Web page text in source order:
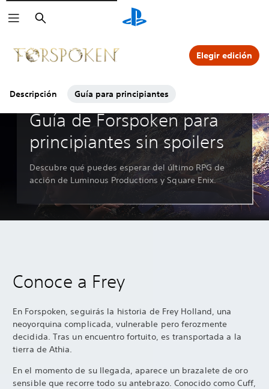
Buscar
Descripción Guía para principiantes
Elegir edición
Guías y editoriales
Guía de Forspoken para
principiantes sin spoilers
Descubre qué puedes esperar del último RPG de
acción de Luminous Productions y Square Enix.
Conoce a Frey
En Forspoken, seguirás la historia de Frey Holland, una
neoyorquina complicada, vulnerable pero ferozmente
decidida. Tras un encuentro fortuito, es transportada a la
tierra de Athia.
En el momento de su llegada, aparece un brazalete de oro
sensible que recorre todo su antebrazo. Conocido como Cuff,
Haz clic sobre los iconos de